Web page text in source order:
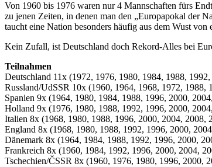
Von 1960 bis 1976 waren nur 4 Mannschaften fürs
zu jenen Zeiten, in denen man den „Europapokal der
taucht eine Nation besonders häufig aus dem Wust
Kein Zufall, ist Deutschland doch Rekord-Alles bei
Teilnahmen
Deutschland 11x (1972, 1976, 1980, 1984, 1988,
Russland/UdSSR 10x (1960, 1964, 1968, 1972, 1988,
Spanien 9x (1964, 1980, 1984, 1988, 1996, 2000,
Holland 9x (1976, 1980, 1988, 1992, 1996, 2000,
Italien 8x (1968, 1980, 1988, 1996, 2000, 2004, 2008,
England 8x (1968, 1980, 1988, 1992, 1996, 2000,
Dänemark 8x (1964, 1984, 1988, 1992, 1996, 2000,
Frankreich 8x (1960, 1984, 1992, 1996, 2000, 2004,
Tschechien/ČSSR 8x (1960, 1976, 1980, 1996, 2000,